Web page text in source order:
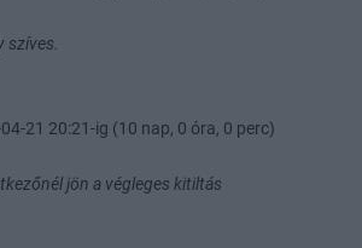
szíves.
21 20:21-ig (10 nap, 0 óra, 0 perc)
jön a végleges kitiltás